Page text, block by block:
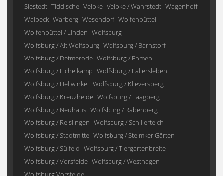
Siestedt Tiddische Velpke Velpke / Wahrstedt Wagenhoff
Walbeck Warberg Wesendorf Wolfenbüttel
Wolfenbüttel / Linden Wolfsburg
Wolfsburg / Alt Wolfsburg Wolfsburg / Barnstorf
Wolfsburg / Detmerode Wolfsburg / Ehmen
Wolfsburg / Eichelkamp Wolfsburg / Fallersleben
Wolfsburg / Hellwinkel Wolfsburg / Klieversberg
Wolfsburg / Kreuzheide Wolfsburg / Laagberg
Wolfsburg / Neuhaus Wolfsburg / Rabenberg
Wolfsburg / Reislingen Wolfsburg / Schillerteich
Wolfsburg / Stadtmitte Wolfsburg / Steimker Gärten
Wolfsburg / Sülfeld Wolfsburg / Tiergartenbreite
Wolfsburg / Vorsfelde Wolfsburg / Westhagen
Wolfsburg Vorsfelde